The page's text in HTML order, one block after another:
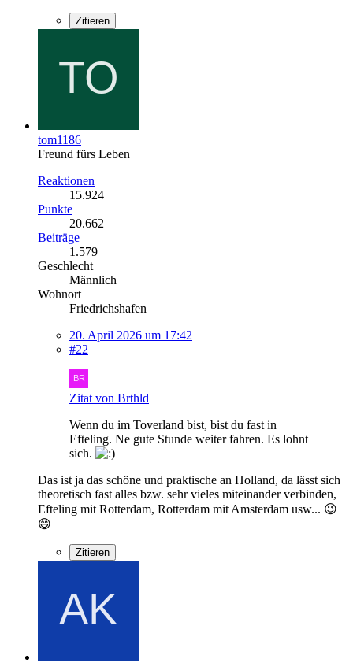
Zitieren
tom1186
Freund fürs Leben
Reaktionen
15.924
Punkte
20.662
Beiträge
1.579
Geschlecht
Männlich
Wohnort
Friedrichshafen
20. April 2026 um 17:42
#22
Zitat von Brthld
Wenn du im Toverland bist, bist du fast in
Efteling. Ne gute Stunde weiter fahren. Es lohnt
sich.
Das ist ja das schöne und praktische an Holland, da lässt sich
theoretisch fast alles bzw. sehr vieles miteinander verbinden,
Efteling mit Rotterdam, Rotterdam mit Amsterdam usw... 😉
😄
Zitieren